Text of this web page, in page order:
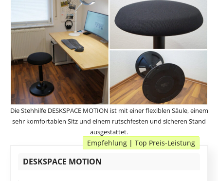
Die Stehhilfe DESKSPACE MOTION ist mit einer flexiblen Säule, einem
sehr komfortablen Sitz und einem rutschfesten und sicheren Stand
ausgestattet.
DESKSPACE MOTION
Empfehlung | Top Preis-Leistung